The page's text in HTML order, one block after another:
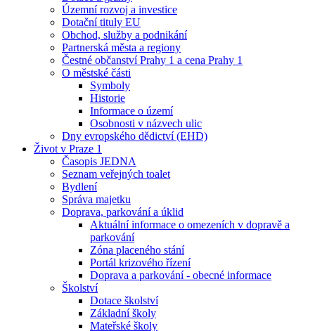
Územní rozvoj a investice
Dotační tituly EU
Obchod, služby a podnikání
Partnerská města a regiony
Čestné občanství Prahy 1 a cena Prahy 1
O městské části
Symboly
Historie
Informace o území
Osobnosti v názvech ulic
Dny evropského dědictví (EHD)
Život v Praze 1
Časopis JEDNA
Seznam veřejných toalet
Bydlení
Správa majetku
Doprava, parkování a úklid
Aktuální informace o omezeních v dopravě a
parkování
Zóna placeného stání
Portál krizového řízení
Doprava a parkování - obecné informace
Školství
Dotace školství
Základní školy
Mateřské školy